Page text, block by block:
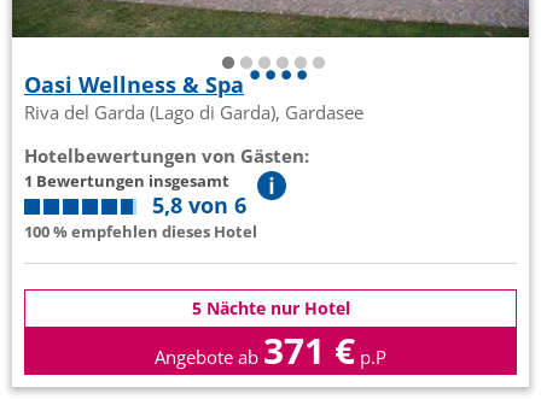
Oasi Wellness & Spa
Riva del Garda (Lago di Garda), Gardasee
Hotelbewertungen von Gästen:
1 Bewertungen insgesamt
5,8 von 6
100 % empfehlen dieses Hotel
5 Nächte nur Hotel
Angebote ab 371 € p.P